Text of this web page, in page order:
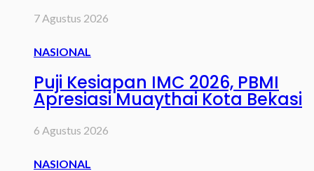
7 Agustus 2026
NASIONAL
Puji Kesiapan IMC 2026, PBMI
Apresiasi Muaythai Kota Bekasi
6 Agustus 2026
NASIONAL